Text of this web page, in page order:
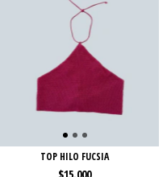
TOP HILO FUCSIA